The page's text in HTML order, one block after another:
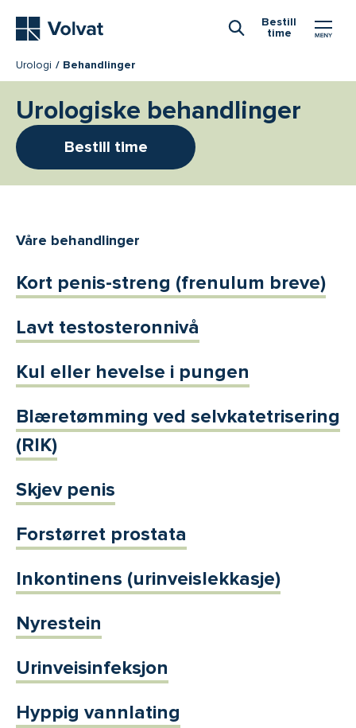
Bestill
time
Urologi Behandlinger
Urologiske behandlinger
Bestill time
Våre behandlinger
Kort penis-streng (frenulum breve)
Lavt testosteronnivå
Kul eller hevelse i pungen
Blæretømming ved selvkatetrisering
(RIK)
Skjev penis
Forstørret prostata
Inkontinens (urinveislekkasje)
Nyrestein
Urinveisinfeksjon
Hyppig vannlating